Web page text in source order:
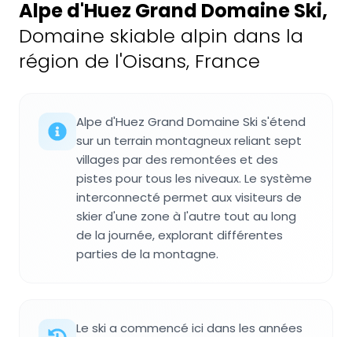
Alpe d'Huez Grand Domaine Ski,
Domaine skiable alpin dans la
région de l'Oisans, France
Alpe d'Huez Grand Domaine Ski s'étend
sur un terrain montagneux reliant sept
villages par des remontées et des
pistes pour tous les niveaux. Le système
interconnecté permet aux visiteurs de
skier d'une zone à l'autre tout au long
de la journée, explorant différentes
parties de la montagne.
Le ski a commencé ici dans les années